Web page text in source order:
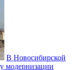
В Новосибирской
модернизации